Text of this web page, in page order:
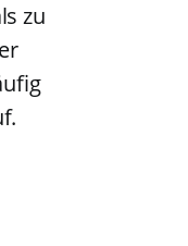
zu